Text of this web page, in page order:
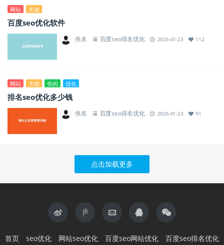
网站 关键
百度seo优化软件
佚名 百度seo排名优化 2026-01-23 112
网站 关键 你的 优化
排名seo优化多少钱
佚名 百度seo排名优化 2026-01-23 91
点击加载更多
首页 seo优化 网站seo优化 百度seo网站优化
百度seo排名优化